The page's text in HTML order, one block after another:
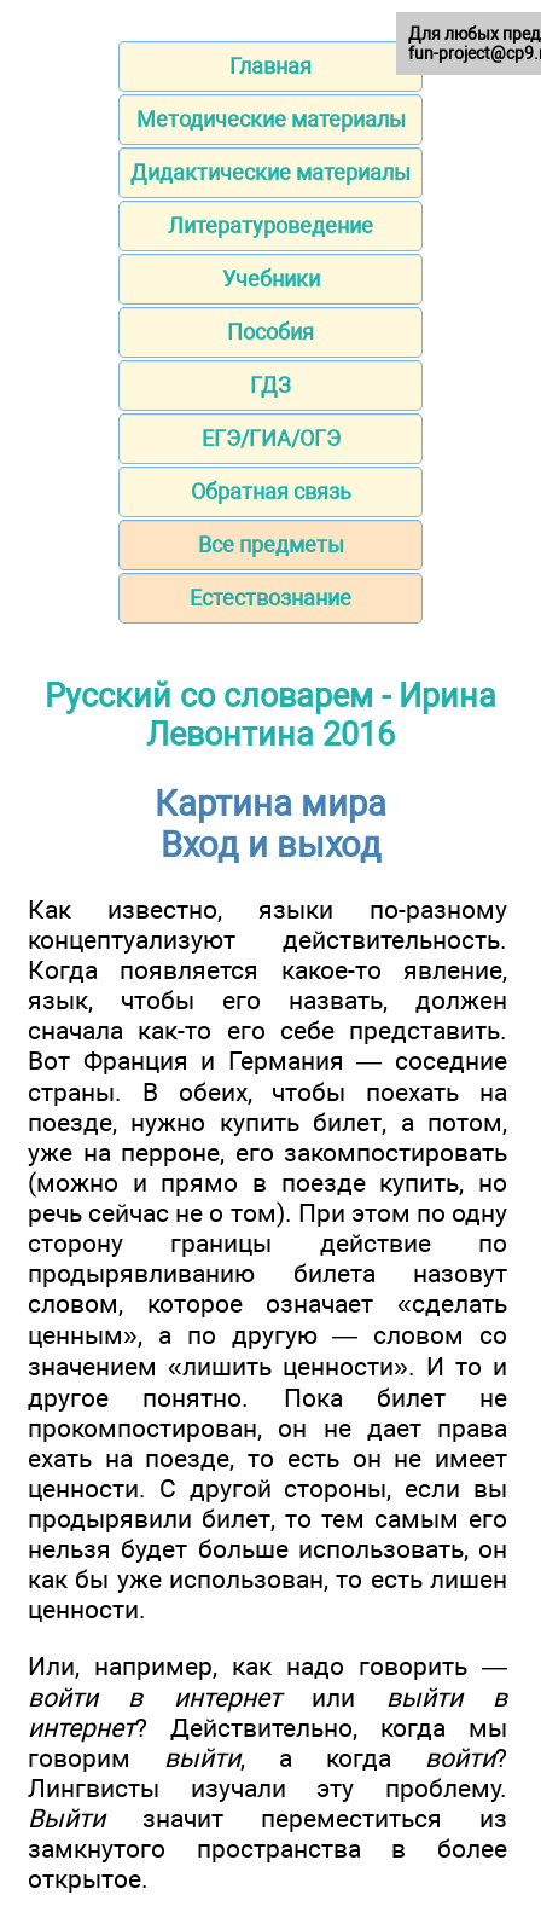
Главная
Методические материалы
Дидактические материалы
Литературоведение
Учебники
Пособия
ГДЗ
ЕГЭ/ГИА/ОГЭ
Обратная связь
Все предметы
Естествознание
Русский со словарем - Ирина
Левонтина 2016
Картина мира
Вход и выход
Как известно, языки по-разному
концептуализуют действительность.
Когда появляется какое-то явление,
язык, чтобы его назвать, должен
сначала как-то его себе представить.
Вот Франция и Германия — соседние
страны. В обеих, чтобы поехать на
поезде, нужно купить билет, а потом,
уже на перроне, его закомпостировать
(можно и прямо в поезде купить, но
речь сейчас не о том). При этом по одну
сторону границы действие по
продырявливанию билета назовут
словом, которое означает «сделать
ценным», а по другую — словом со
значением «лишить ценности». И то и
другое понятно. Пока билет не
прокомпостирован, он не дает права
ехать на поезде, то есть он не имеет
ценности. С другой стороны, если вы
продырявили билет, то тем самым его
нельзя будет больше использовать, он
как бы уже использован, то есть лишен
ценности.
Или, например, как надо говорить —
войти в интернетили выйти в
интернет? Действительно, когда мы
говорим выйти, а когда войти?
Лингвисты изучали эту проблему.
Выйтизначит переместиться из
замкнутого пространства в более
открытое.
Для любых
fun-